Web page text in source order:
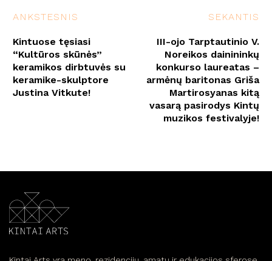
ANKSTESNIS
Kintuose tęsiasi
“Kultūros skūnės”
keramikos dirbtuvės su
keramike-skulptore
Justina Vitkute!
SEKANTIS
III-ojo Tarptautinio V.
Noreikos dainininkų
konkurso laureatas –
armėnų baritonas Griša
Martirosyanas kitą
vasarą pasirodys Kintų
muzikos festivalyje!